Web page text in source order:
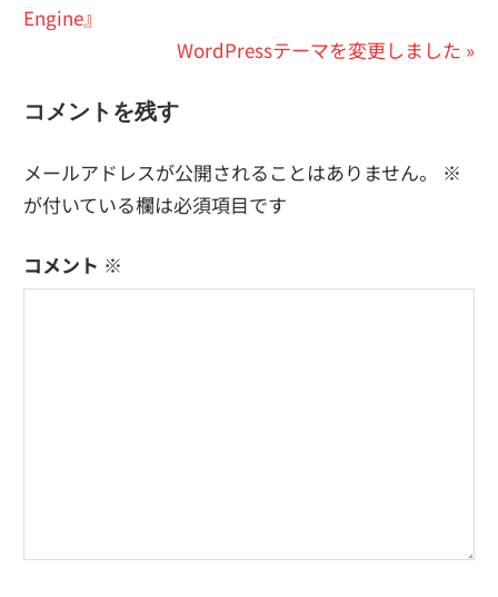
稿
ビ
ゲ
ー
シ
ョ
の
Engine』
次
投
WordPressテーマを変更しました
コメントを残す
メールアドレスが公開されることはありません。
※
が付いている欄は必須項目です
コメント ※